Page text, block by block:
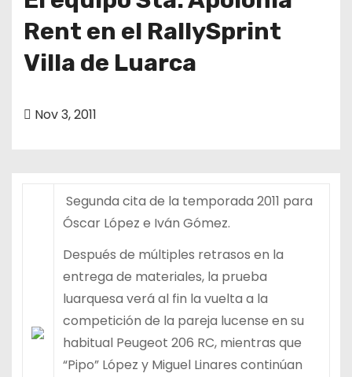
Rent en el RallySprint
Villa de Luarca
Nov 3, 2011
Segunda cita de la temporada 2011 para
Óscar López e Iván Gómez.
Después de múltiples retrasos en la
entrega de materiales, la prueba
luarquesa verá al fin la vuelta a la
competición de la pareja lucense en su
habitual Peugeot 206 RC, mientras que
“Pipo” López y Miguel Linares continúan